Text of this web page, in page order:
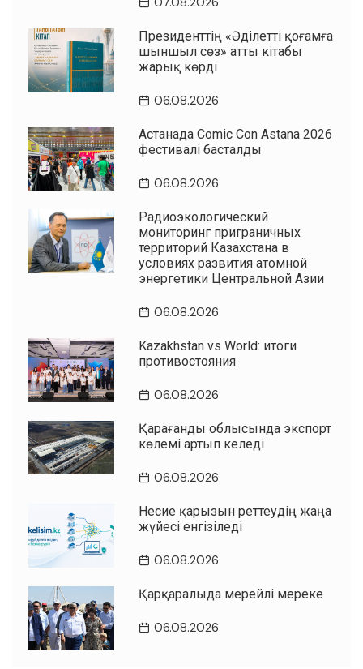
Президенттің «Әділетті қоғамға
шыншыл сөз» атты кітабы
жарық көрді
06.08.2026
Астанада Comic Con Astana 2026
фестивалі басталды
06.08.2026
Радиоэкологический
мониторинг приграничных
территорий Казахстана в
условиях развития атомной
энергетики Центральной Азии
06.08.2026
Kazakhstan vs World: итоги
противостояния
06.08.2026
Қарағанды облысында экспорт
көлемі артып келеді
06.08.2026
Несие қарызын реттеудің жаңа
жүйесі енгізіледі
06.08.2026
Қарқаралыда мерейлі мереке
06.08.2026